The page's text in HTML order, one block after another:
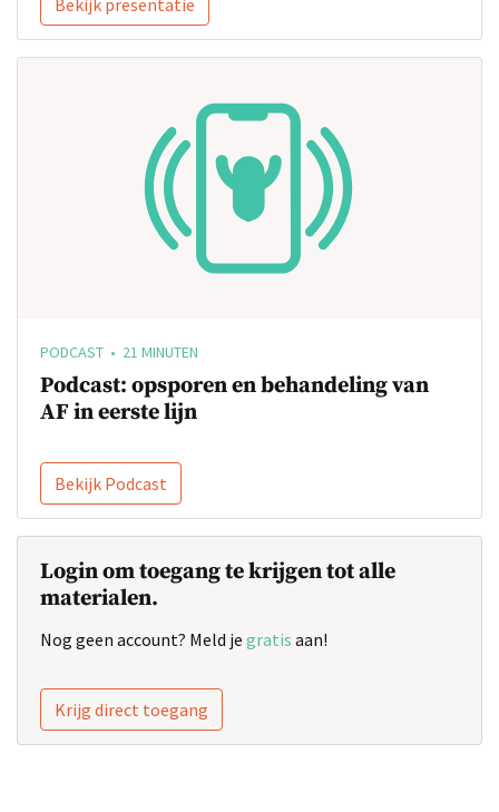
Bekijk presentatie
PODCAST • 21 MINUTEN
Podcast: opsporen en behandeling van
AF in eerste lijn
Bekijk Podcast
Login om toegang te krijgen tot alle
materialen.
Nog geen account? Meld je gratis aan!
Krijg direct toegang